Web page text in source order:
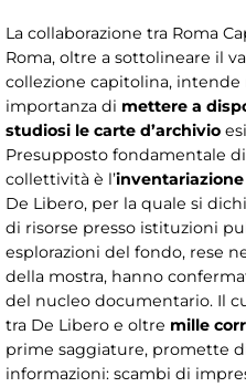
La collaborazione tra Roma
Roma, oltre a sottolineare il
collezione capitolina, intende
importanza di mettere a
studiosi le carte d’archivio
Presupposto fondamentale
collettività è l’inventariazione
De Libero, per la quale si
di risorse presso istituzioni
esplorazioni del fondo, rese
della mostra, hanno
del nucleo documentario. Il
tra De Libero e oltre mille
prime saggiature, promette
informazioni: scambi di